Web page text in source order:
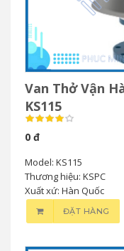
Van Thở Vận
KS115
0 đ
Model: KS115
Thương hiệu: KSPC
Xuất xứ: Hàn Quốc
ĐẶT HÀNG